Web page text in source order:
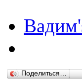
Поделиться…